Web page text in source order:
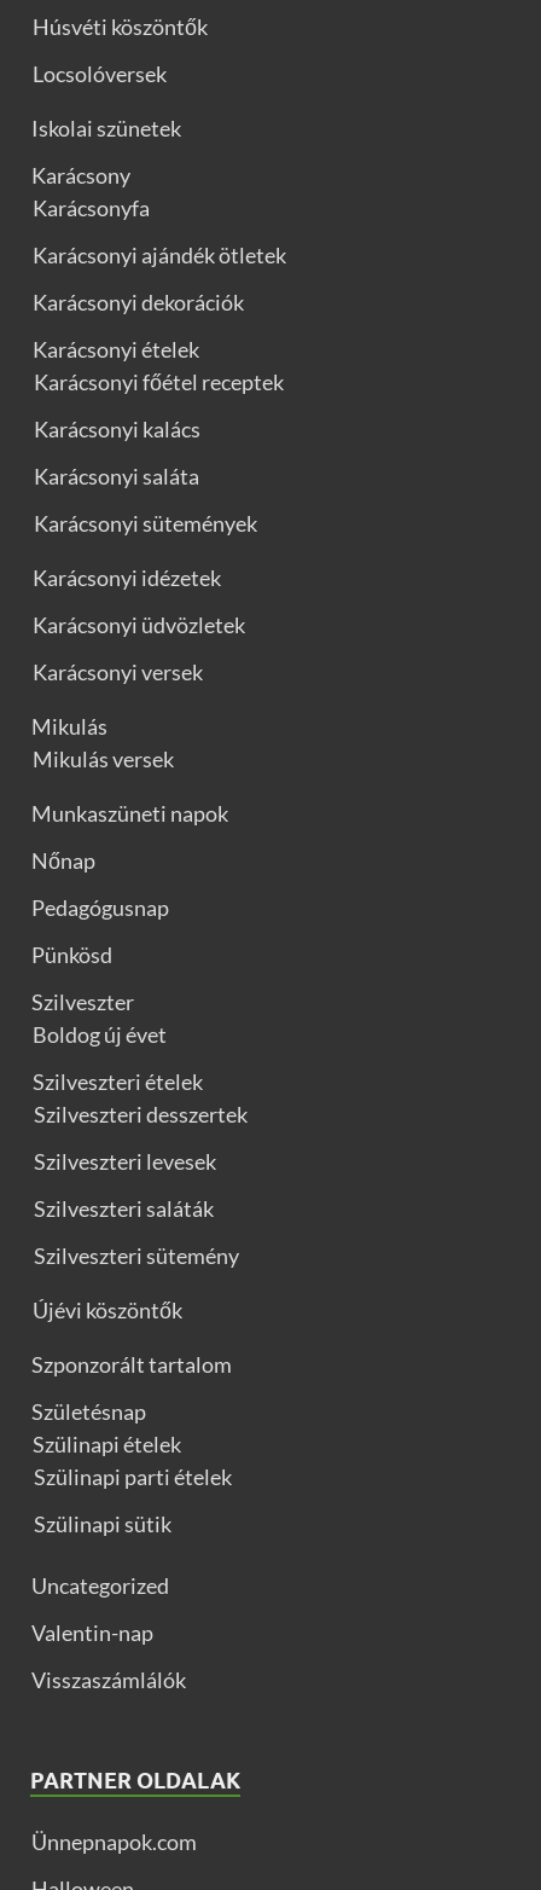
Húsvéti köszöntők
Locsolóversek
Iskolai szünetek
Karácsony
Karácsonyfa
Karácsonyi ajándék ötletek
Karácsonyi dekorációk
Karácsonyi ételek
Karácsonyi főétel receptek
Karácsonyi kalács
Karácsonyi saláta
Karácsonyi sütemények
Karácsonyi idézetek
Karácsonyi üdvözletek
Karácsonyi versek
Mikulás
Mikulás versek
Munkaszüneti napok
Nőnap
Pedagógusnap
Pünkösd
Szilveszter
Boldog új évet
Szilveszteri ételek
Szilveszteri desszertek
Szilveszteri levesek
Szilveszteri saláták
Szilveszteri sütemény
Újévi köszöntők
Szponzorált tartalom
Születésnap
Szülinapi ételek
Szülinapi parti ételek
Szülinapi sütik
Uncategorized
Valentin-nap
Visszaszámlálók
PARTNER OLDALAK
Ünnepnapok.com